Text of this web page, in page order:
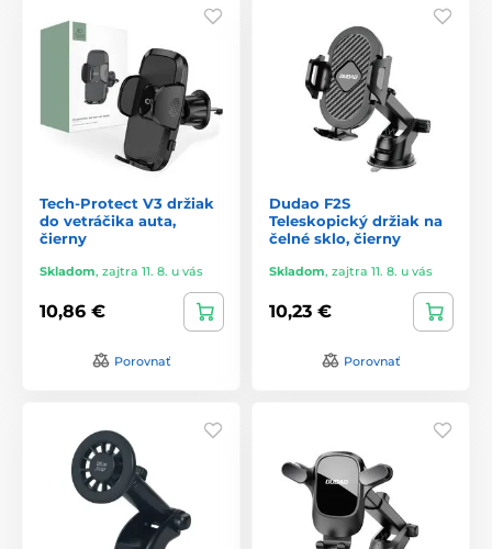
Tech-Protect V3 držiak
do vetráčika auta,
čierny
Skladom, zajtra 11. 8. u vás
10,86 €
Porovnať
Dudao F2S
Teleskopický držiak na
čelné sklo, čierny
Skladom, zajtra 11. 8. u vás
10,23 €
Porovnať